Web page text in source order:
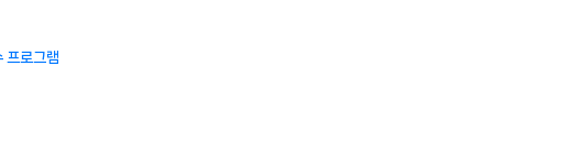
프로그램